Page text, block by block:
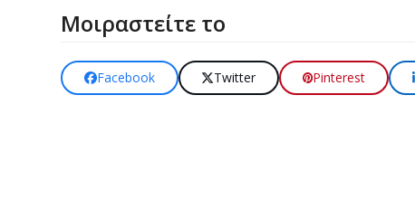
Μοιραστείτε το
Facebook Twitter Pinterest